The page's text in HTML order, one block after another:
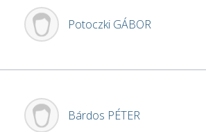
Potoczki GÁBOR
Bárdos PÉTER